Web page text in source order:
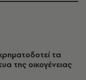
τα
της οικογένειας